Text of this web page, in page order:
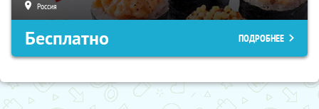
Россия
Бесплатно ПОДРОБНЕЕ